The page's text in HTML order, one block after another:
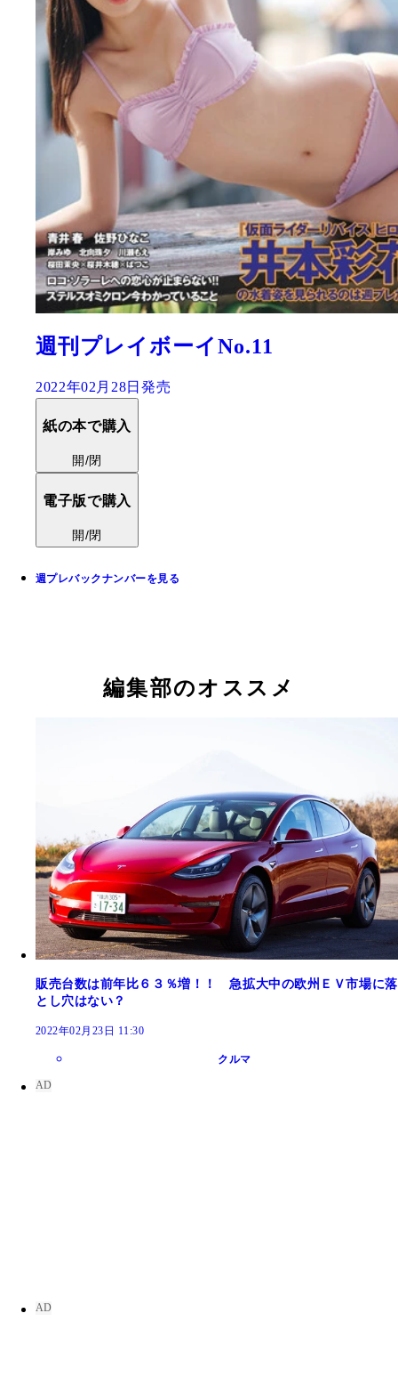
週刊プレイボーイNo.11
2022年02月28日発売
紙の本で購入
開/閉
電子版で購入
開/閉
週プレバックナンバーを見る
編集部のオススメ
販売台数は前年比６３％増！！ 急拡大中の欧州ＥＶ市場に落
とし穴はない？
2022年02月23日 11:30
クルマ